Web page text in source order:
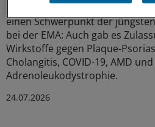
Neue Ansätze gegen zu hohe
einen Schwerpunkt der
bei der EMA: Auch gab es
Wirkstoffe gegen Plaque-
Cholangitis, COVID-19, AMD
Adrenoleukodystrophie.
24.07.2026